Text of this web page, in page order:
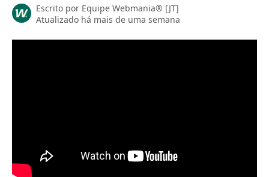
Escrito por Equipe Webmania® [JT]
Atualizado há mais de uma semana